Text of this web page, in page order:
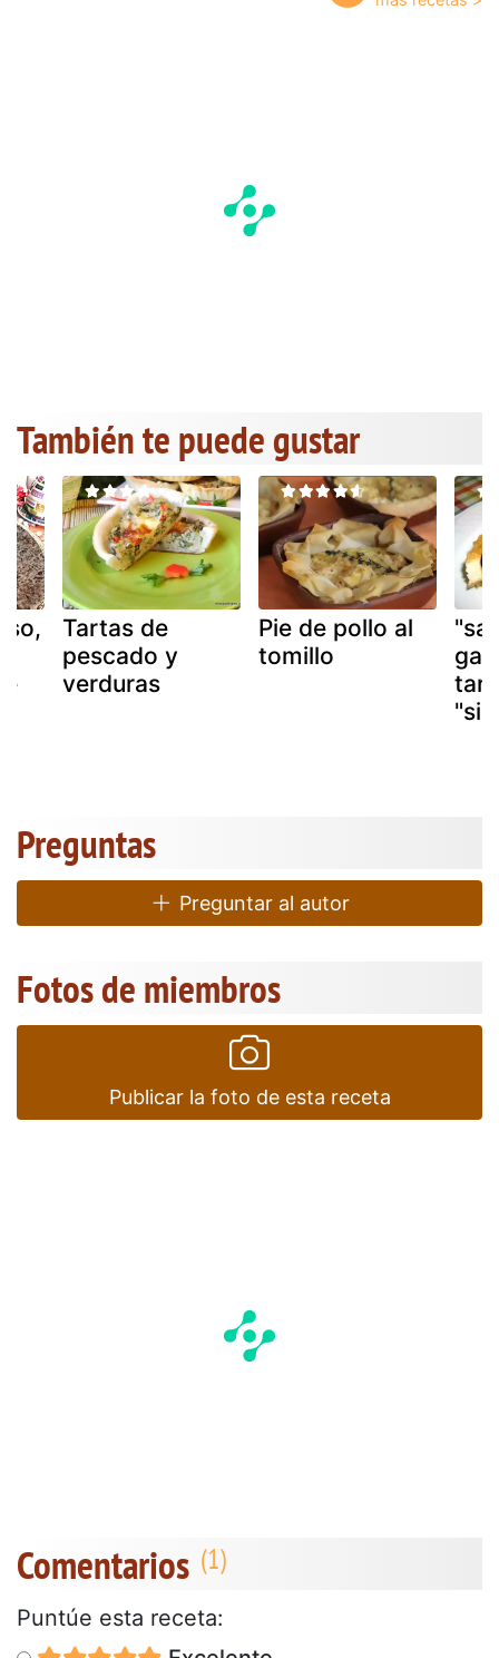
También te puede gustar
Tartas de
pescado y
verduras
Pie de pollo al
tomillo
Preguntas
Preguntar al autor
Fotos de miembros
Publicar la foto de esta receta
Comentarios
Puntúe esta receta: